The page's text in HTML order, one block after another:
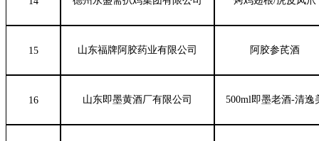
15 山东福牌阿胶药业有限公司 阿胶参芪酒
16 山东即墨黄酒厂有限公司 500ml即墨老酒-清逸